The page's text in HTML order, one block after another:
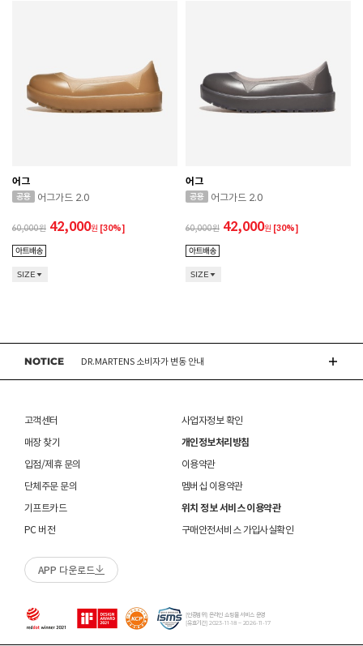
어그
어그가드 2.0
60,000 42,000원 [30%]
SIZE
어그
어그가드 2.0
60,000 42,000원 [30%]
SIZE
NOTICE
CONVERSE 소비자가 변동 안내
DR.MARTENS 소비자가 변동 안내
고객센터
매장 찾기
입점/제휴 문의
단체주문 문의
기프트카드
PC 버전
사업자정보 확인
개인정보처리방침
이용약관
멤버십 이용약관
위치 정보 서비스 이용약관
구매안전서비스 가입사실확인
APP 다운로드
[인증범위] 온라인 쇼핑몰 서비스 운영
[유효기간] 2023-11-18 ~ 2026-11-17